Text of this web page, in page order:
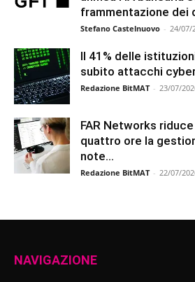
frammentazione dei
Stefano Castelnuovo - 24/07/
Il 41% delle
subito attacchi
Redazione BitMAT - 23/07/
FAR Networks
quattro ore la
note...
Redazione BitMAT - 22/07/
NAVIGAZIONE